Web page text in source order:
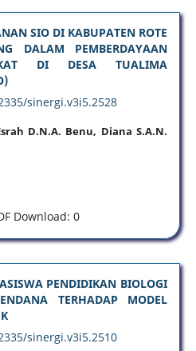
SIO DI KABUPATEN ROTE
DALAM PEMBERDAYAAN
DI DESA TUALIMA
sinergi.v3i5.2528
D.N.A. Benu, Diana S.A.N.
Download: 0
PENDIDIKAN BIOLOGI
TERHADAP MODEL
sinergi.v3i5.2510